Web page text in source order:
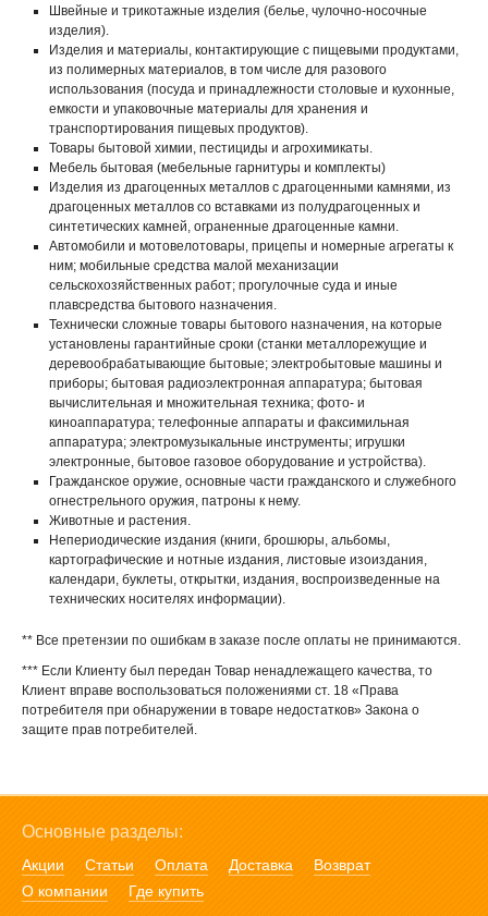
Швейные и трикотажные изделия (белье, чулочно-носочные
изделия).
Изделия и материалы, контактирующие с пищевыми продуктами,
из полимерных материалов, в том числе для разового
использования (посуда и принадлежности столовые и кухонные,
емкости и упаковочные материалы для хранения и
транспортирования пищевых продуктов).
Товары бытовой химии, пестициды и агрохимикаты.
Мебель бытовая (мебельные гарнитуры и комплекты)
Изделия из драгоценных металлов с драгоценными камнями, из
драгоценных металлов со вставками из полудрагоценных и
синтетических камней, ограненные драгоценные камни.
Автомобили и мотовелотовары, прицепы и номерные агрегаты к
ним; мобильные средства малой механизации
сельскохозяйственных работ; прогулочные суда и иные
плавсредства бытового назначения.
Технически сложные товары бытового назначения, на которые
установлены гарантийные сроки (станки металлорежущие и
деревообрабатывающие бытовые; электробытовые машины и
приборы; бытовая радиоэлектронная аппаратура; бытовая
вычислительная и множительная техника; фото- и
киноаппаратура; телефонные аппараты и факсимильная
аппаратура; электромузыкальные инструменты; игрушки
электронные, бытовое газовое оборудование и устройства).
Гражданское оружие, основные части гражданского и служебного
огнестрельного оружия, патроны к нему.
Животные и растения.
Непериодические издания (книги, брошюры, альбомы,
картографические и нотные издания, листовые изоиздания,
календари, буклеты, открытки, издания, воспроизведенные на
технических носителях информации).
** Все претензии по ошибкам в заказе после оплаты не принимаются.
*** Если Клиенту был передан Товар ненадлежащего качества, то
Клиент вправе воспользоваться положениями ст. 18 «Права
потребителя при обнаружении в товаре недостатков» Закона о
защите прав потребителей.
Основные разделы:
Акции Статьи Оплата Доставка
Возврат
О компании
Где купить